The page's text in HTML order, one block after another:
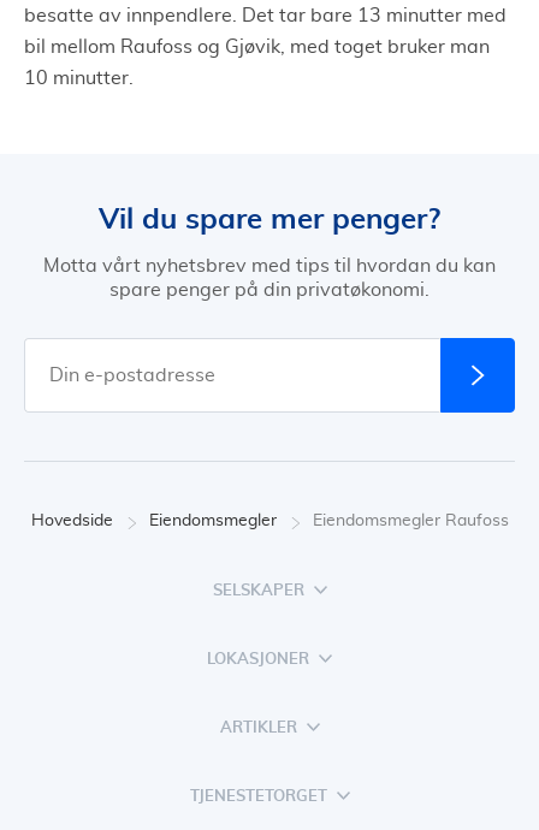
besatte av innpendlere. Det tar bare 13 minutter med
bil mellom Raufoss og Gjøvik, med toget bruker man
10 minutter.
Vil du spare mer penger?
Motta vårt nyhetsbrev med tips til hvordan du kan
spare penger på din privatøkonomi.
Hovedside Eiendomsmegler Eiendomsmegler Raufoss
SELSKAPER
LOKASJONER
ARTIKLER
TJENESTETORGET